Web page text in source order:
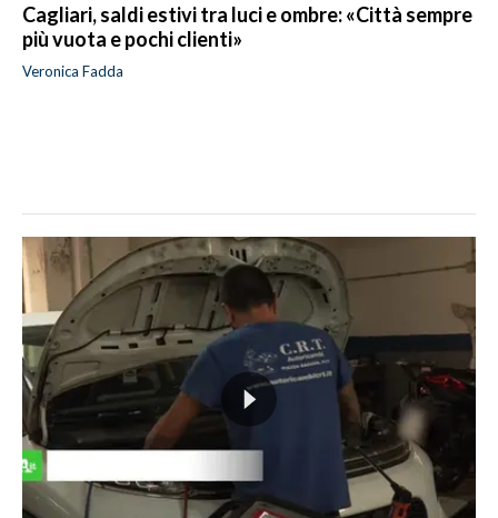
Cagliari, saldi estivi tra luci e ombre: «Città sempre
più vuota e pochi clienti»
Veronica Fadda